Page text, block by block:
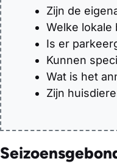
Zijn de
Welke lokale
Is er
Kunnen
Wat is het
Zijn